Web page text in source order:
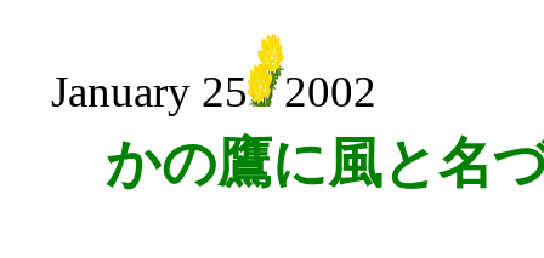
January 25 2002
かの鷹に風と名